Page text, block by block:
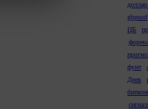
gbpusd
ЦБ
фунт
Деев